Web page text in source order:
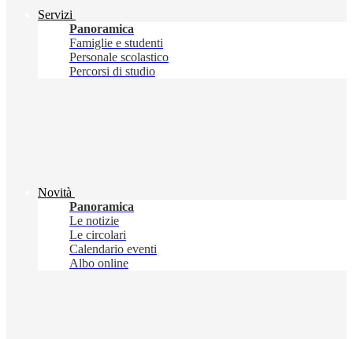
Servizi
Panoramica
Famiglie e studenti
Personale scolastico
Percorsi di studio
Novità
Panoramica
Le notizie
Le circolari
Calendario eventi
Albo online